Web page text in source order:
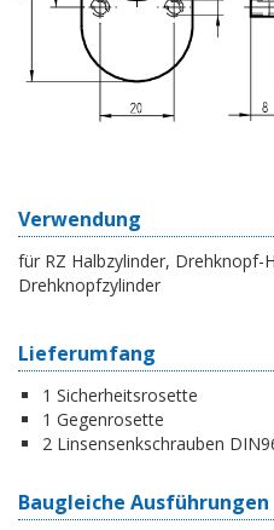
Verwendung
für RZ Halbzylinder, Drehknopf-
Drehknopfzylinder
Lieferumfang
1 Sicherheitsrosette
1 Gegenrosette
2 Linsensenkschrauben
Baugleiche Ausführungen